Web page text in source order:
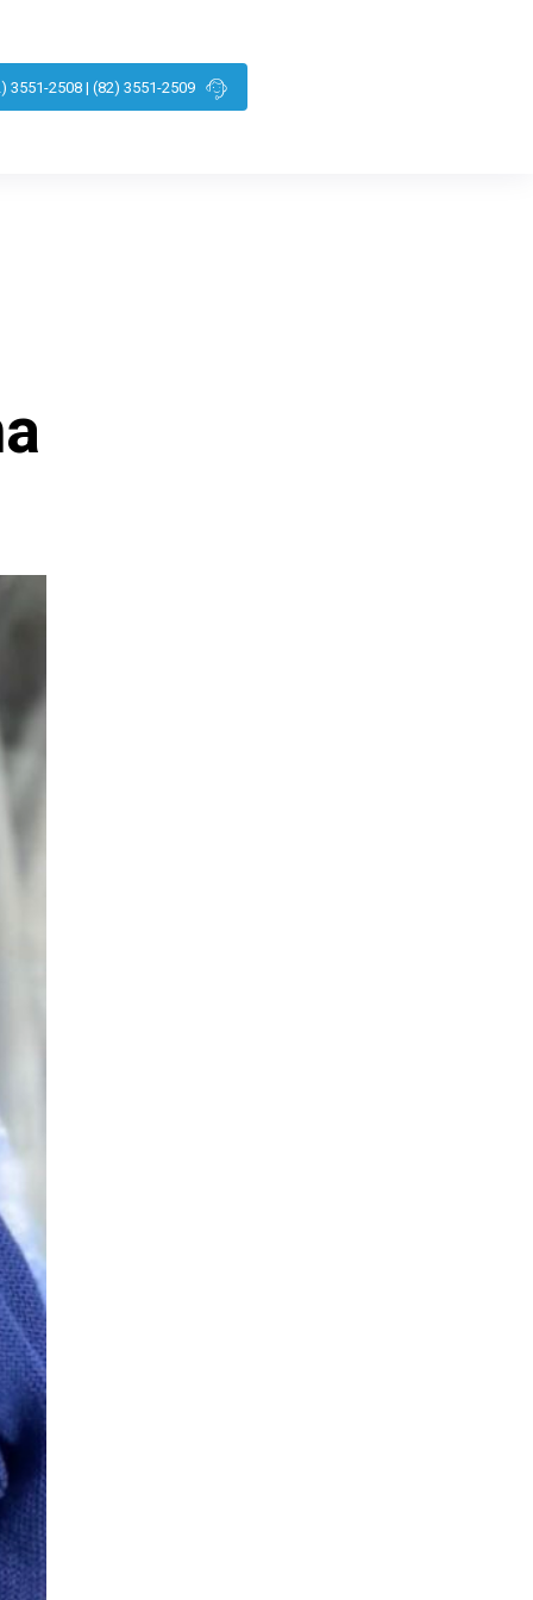
3551-2508 | (82) 3551-2509